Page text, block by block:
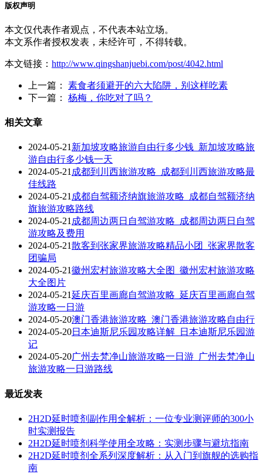
版权声明
本文仅代表作者观点，不代表本站立场。
本文系作者授权发表，未经许可，不得转载。
本文链接： http://www.qingshanjuebi.com/post/4042.html
上一篇： 素食者须避开的六大陷阱，别这样吃素
下一篇： 杨梅，你吃对了吗？
相关文章
2024-05-21 新加坡攻略旅游自由行多少钱_新加坡攻略旅
游自由行多少钱一天
2024-05-21 成都到川西旅游攻略_成都到川西旅游攻略最
佳线路
2024-05-21 成都自驾额济纳旗旅游攻略_成都自驾额济纳
旗旅游攻略路线
2024-05-21 成都周边两日自驾游攻略_成都周边两日自驾
游攻略及费用
2024-05-21散客到张家界旅游攻略精品小团_张家界散客
团骗局
2024-05-21徽州宏村旅游攻略大全图_徽州宏村旅游攻略
大全图片
2024-05-21延庆百里画廊自驾游攻略_延庆百里画廊自驾
游攻略一日游
2024-05-20澳门香港旅游攻略_澳门香港旅游攻略自由行
2024-05-20日本迪斯尼乐园攻略详解_日本迪斯尼乐园游
记
2024-05-20广州去梵净山旅游攻略一日游_广州去梵净山
旅游攻略一日游路线
最近发表
2H2D延时喷剂副作用全解析：一位专业测评师的300小
时实测报告
2H2D延时喷剂科学使用全攻略：实测步骤与避坑指南
2H2D延时喷剂全系列深度解析：从入门到旗舰的选购指
南